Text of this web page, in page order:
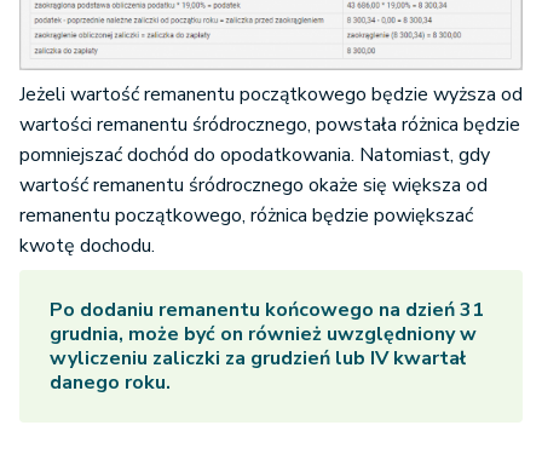
Jeżeli wartość remanentu początkowego będzie wyższa od
wartości remanentu śródrocznego, powstała różnica będzie
pomniejszać dochód do opodatkowania. Natomiast, gdy
wartość remanentu śródrocznego okaże się większa od
remanentu początkowego, różnica będzie powiększać
kwotę dochodu.
Po dodaniu remanentu końcowego na dzień 31
grudnia, może być on również uwzględniony w
wyliczeniu zaliczki za grudzień lub IV kwartał
danego roku.